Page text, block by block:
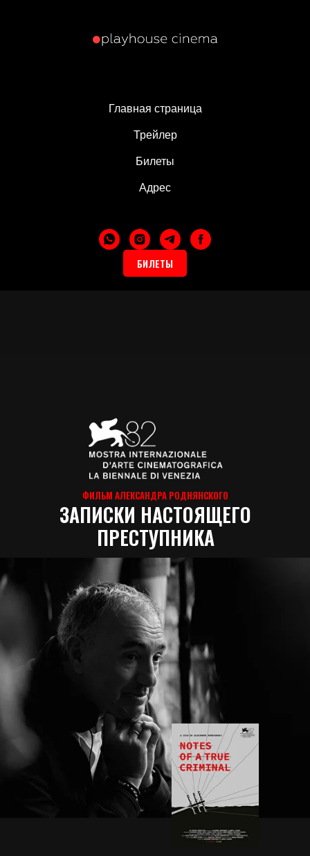
Главная страница
Трейлер
Билеты
Адрес
БИЛЕТЫ
ЗАПИСКИ НАСТОЯЩЕГО
ПРЕСТУПНИКА
ФИЛЬМ АЛЕКСАНДРА РОДНЯНСКОГО